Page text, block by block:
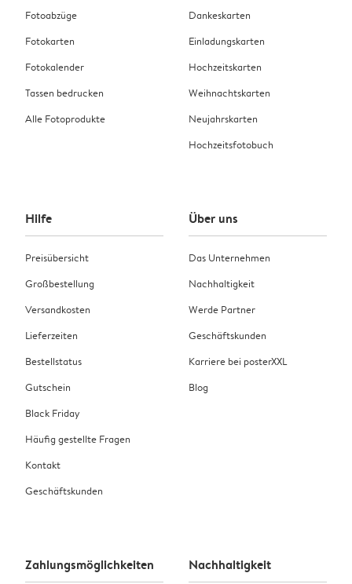
Fotoabzüge
Fotokarten
Fotokalender
Tassen bedrucken
Alle Fotoprodukte
Dankeskarten
Einladungskarten
Hochzeitskarten
Weihnachtskarten
Neujahrskarten
Hochzeitsfotobuch
Hilfe
Preisübersicht
Großbestellung
Versandkosten
Lieferzeiten
Bestellstatus
Gutschein
Black Friday
Häufig gestellte Fragen
Kontakt
Geschäftskunden
Über uns
Das Unternehmen
Nachhaltigkeit
Werde Partner
Geschäftskunden
Karriere bei posterXXL
Blog
Zahlungsmöglichkeiten Nachhaltigkeit